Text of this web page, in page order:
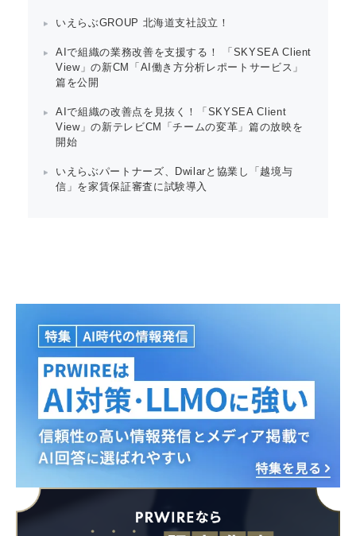
いえらぶGROUP 北海道支社設立！
AIで組織の業務改善を支援する！ 「SKYSEA Client
View」の新CM「AI働き方分析レポートサービス」
篇を公開
AIで組織の改善点を見抜く！「SKYSEA Client
View」の新テレビCM「チームの変革」篇の放映を
開始
いえらぶパートナーズ、Dwilarと協業し「越境与
信」を家賃保証審査に試験導入